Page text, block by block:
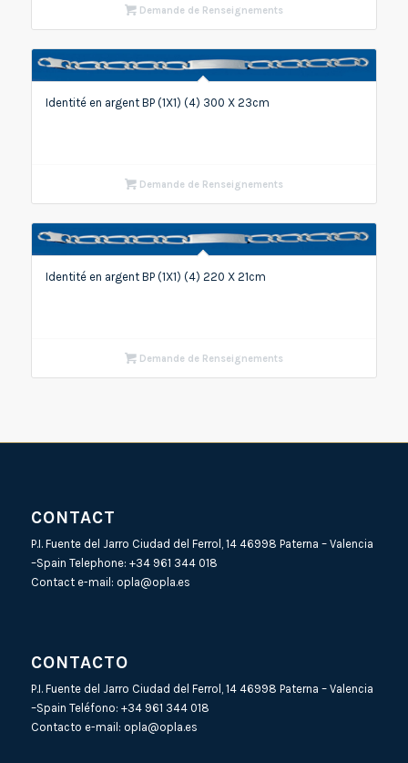
Demande de Renseignements
Identité en argent BP (1X1) (4) 300 X 23cm
Demande de Renseignements
Identité en argent BP (1X1) (4) 220 X 21cm
Demande de Renseignements
CONTACT
P.I. Fuente del Jarro Ciudad del Ferrol, 14 46998 Paterna – Valencia
–Spain Telephone: +34 961 344 018
Contact e-mail: opla@opla.es
CONTACTO
P.I. Fuente del Jarro Ciudad del Ferrol, 14 46998 Paterna – Valencia
–Spain Teléfono: +34 961 344 018
Contacto e-mail: opla@opla.es